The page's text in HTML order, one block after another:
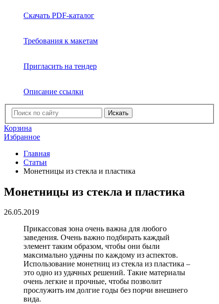
Скачать PDF-каталог
Требования к макетам
Пригласить на тендер
Описание ссылки
Искать
Корзина
Избранное
Главная
Статьи
Монетницы из стекла и пластика
Монетницы из стекла и пластика
26.05.2019
Прикассовая зона очень важна для любого
заведения. Очень важно подбирать каждый
элемент таким образом, чтобы они были
максимально удачны по каждому из аспектов.
Использование монетниц из стекла из пластика –
это одно из удачных решений. Такие материалы
очень легкие и прочные, чтобы позволит
прослужить им долгие годы без порчи внешнего
вида.